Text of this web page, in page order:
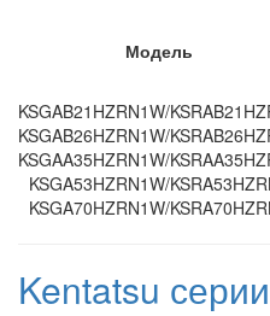
Модель
KSGAB21HZRN1W/
KSGAB26HZRN1W/
KSGAA35HZRN1W/
KSGA53HZRN1W/
KSGA70HZRN1W/
Kentatsu